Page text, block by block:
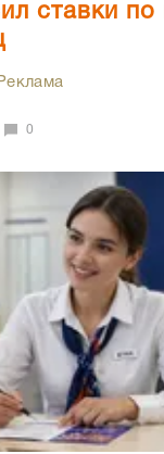
ставки по
0